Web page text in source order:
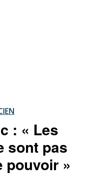
: « Les
sont pas
pouvoir »